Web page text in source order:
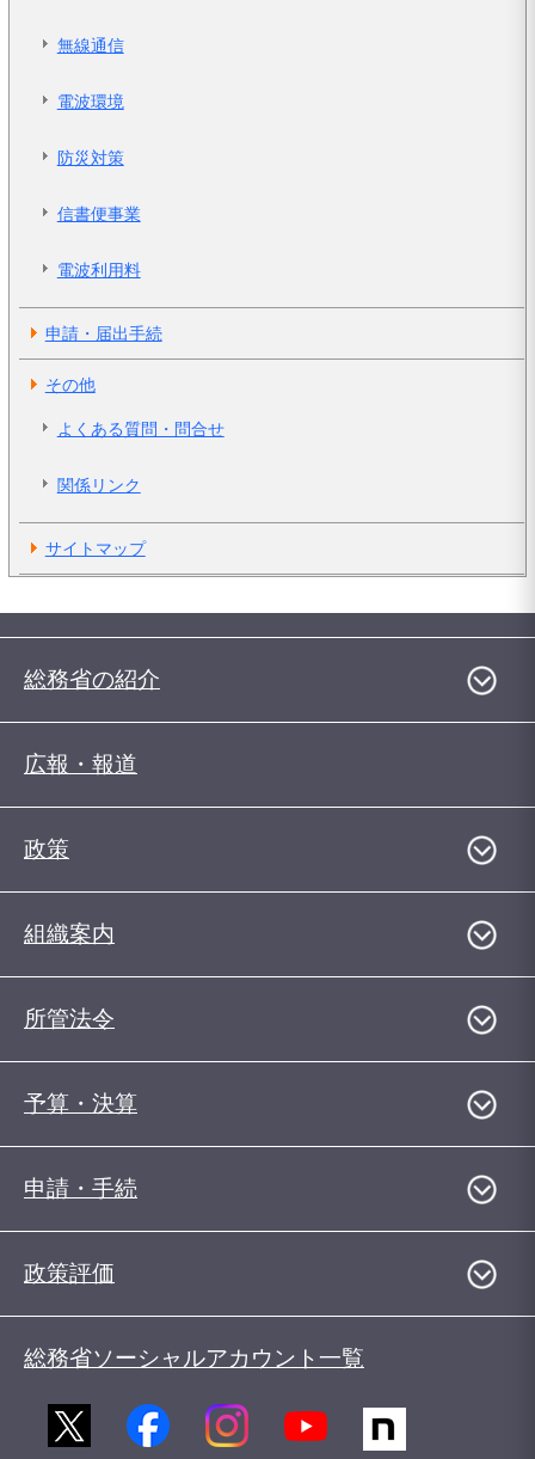
無線通信
電波環境
防災対策
信書便事業
電波利用料
申請・届出手続
その他
よくある質問・問合せ
関係リンク
サイトマップ
総務省の紹介
広報・報道
政策
組織案内
所管法令
予算・決算
申請・手続
政策評価
総務省ソーシャルアカウント一覧